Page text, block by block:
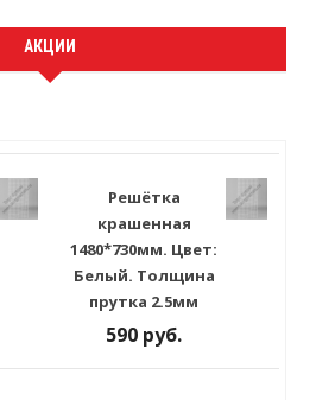
АКЦИИ
Решётка
крашенная
1480*730мм. Цвет:
Белый. Толщина
прутка 2.5мм
590 руб.